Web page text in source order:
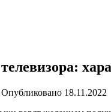
Опубликовано 18.11.2022